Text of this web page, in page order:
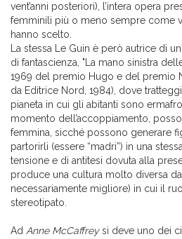
vent’anni posteriori), l’intera opera
femminili più o meno sempre come
hanno scelto.
La stessa Le Guin è però autrice di
di fantascienza, "La mano sinistra
1969 del premio Hugo e del premio
da Editrice Nord, 1984), dove
pianeta in cui gli abitanti sono
momento dell’accoppiamento,
femmina, sicché possono generare
partorirli (essere “madri”) in una
tensione e di antitesi dovuta alla
produce una cultura molto diversa
necessariamente migliore) in cui il
stereotipato.
Ad Anne McCaffreysi deve uno dei